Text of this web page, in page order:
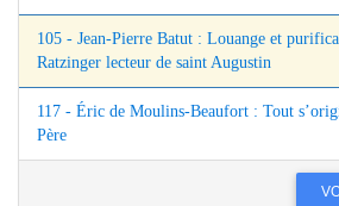
105 - Jean-Pierre Batut : Louange et
Ratzinger lecteur de saint Augustin
117 - Éric de Moulins-Beaufort : Tout
Père